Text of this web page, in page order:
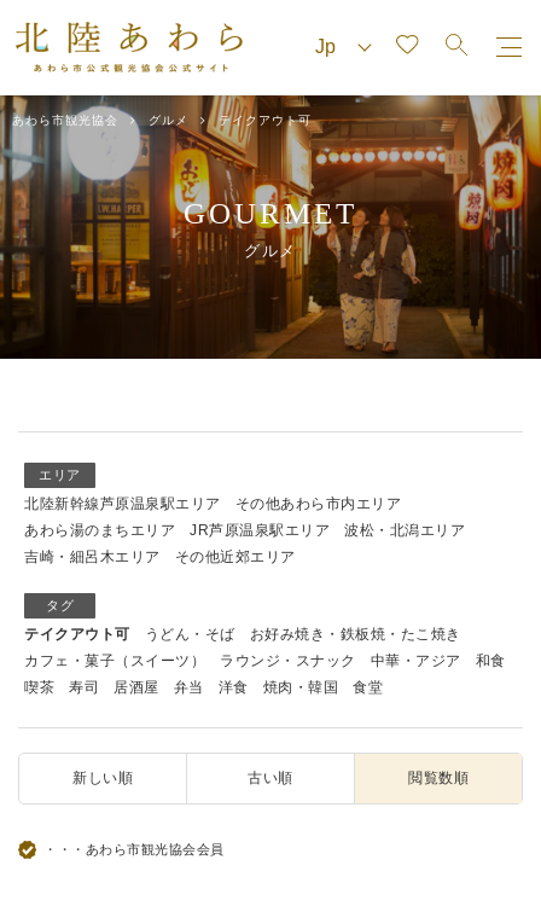
あわら市観光協会 グルメ テイクアウト可
GOURMET
グルメ
エリア
北陸新幹線芦原温泉駅エリア
その他あわら市内エリア
あわら湯のまちエリア
JR芦原温泉駅エリア
波松・北潟エリア
吉崎・細呂木エリア
その他近郊エリア
タグ
テイクアウト可 うどん・そば
お好み焼き・鉄板焼・たこ焼き
カフェ・菓子（スイーツ）
ラウンジ・スナック 中華・アジア
和食
喫茶
寿司 居酒屋 弁当 洋食 焼肉・韓国 食堂
新しい順 古い順 閲覧数順
・・・あわら市観光協会会員